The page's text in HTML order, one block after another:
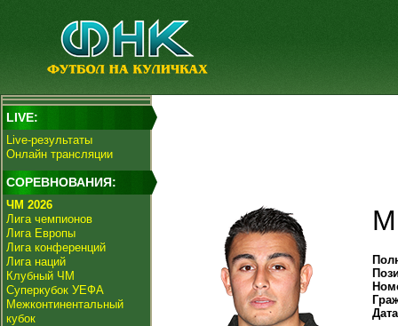
LIVE:
Live-результаты
Онлайн трансляции
СОРЕВНОВАНИЯ:
ЧМ 2026
Лига чемпионов
Лига Европы
Лига конференций
Лига наций
Клубный ЧМ
Суперкубок УЕФА
Межконтинентальный
кубок